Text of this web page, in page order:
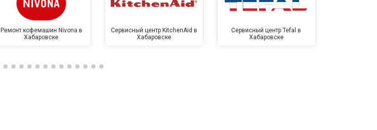
Ремонт кофемашин Nivona в
Хабаровске
Сервисный центр KitchenAid в
Хабаровске
Сервисный центр Tefal в
Хабаровске